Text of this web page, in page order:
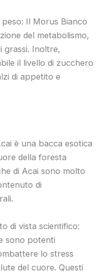
Il Morus Bianco
del metabolismo,
grassi. Inoltre,
il livello di zucchero
di appetito e
è una bacca esotica
della foresta
di Acai sono molto
di
di vista scientifico:
sono potenti
lo stress
del cuore. Questi